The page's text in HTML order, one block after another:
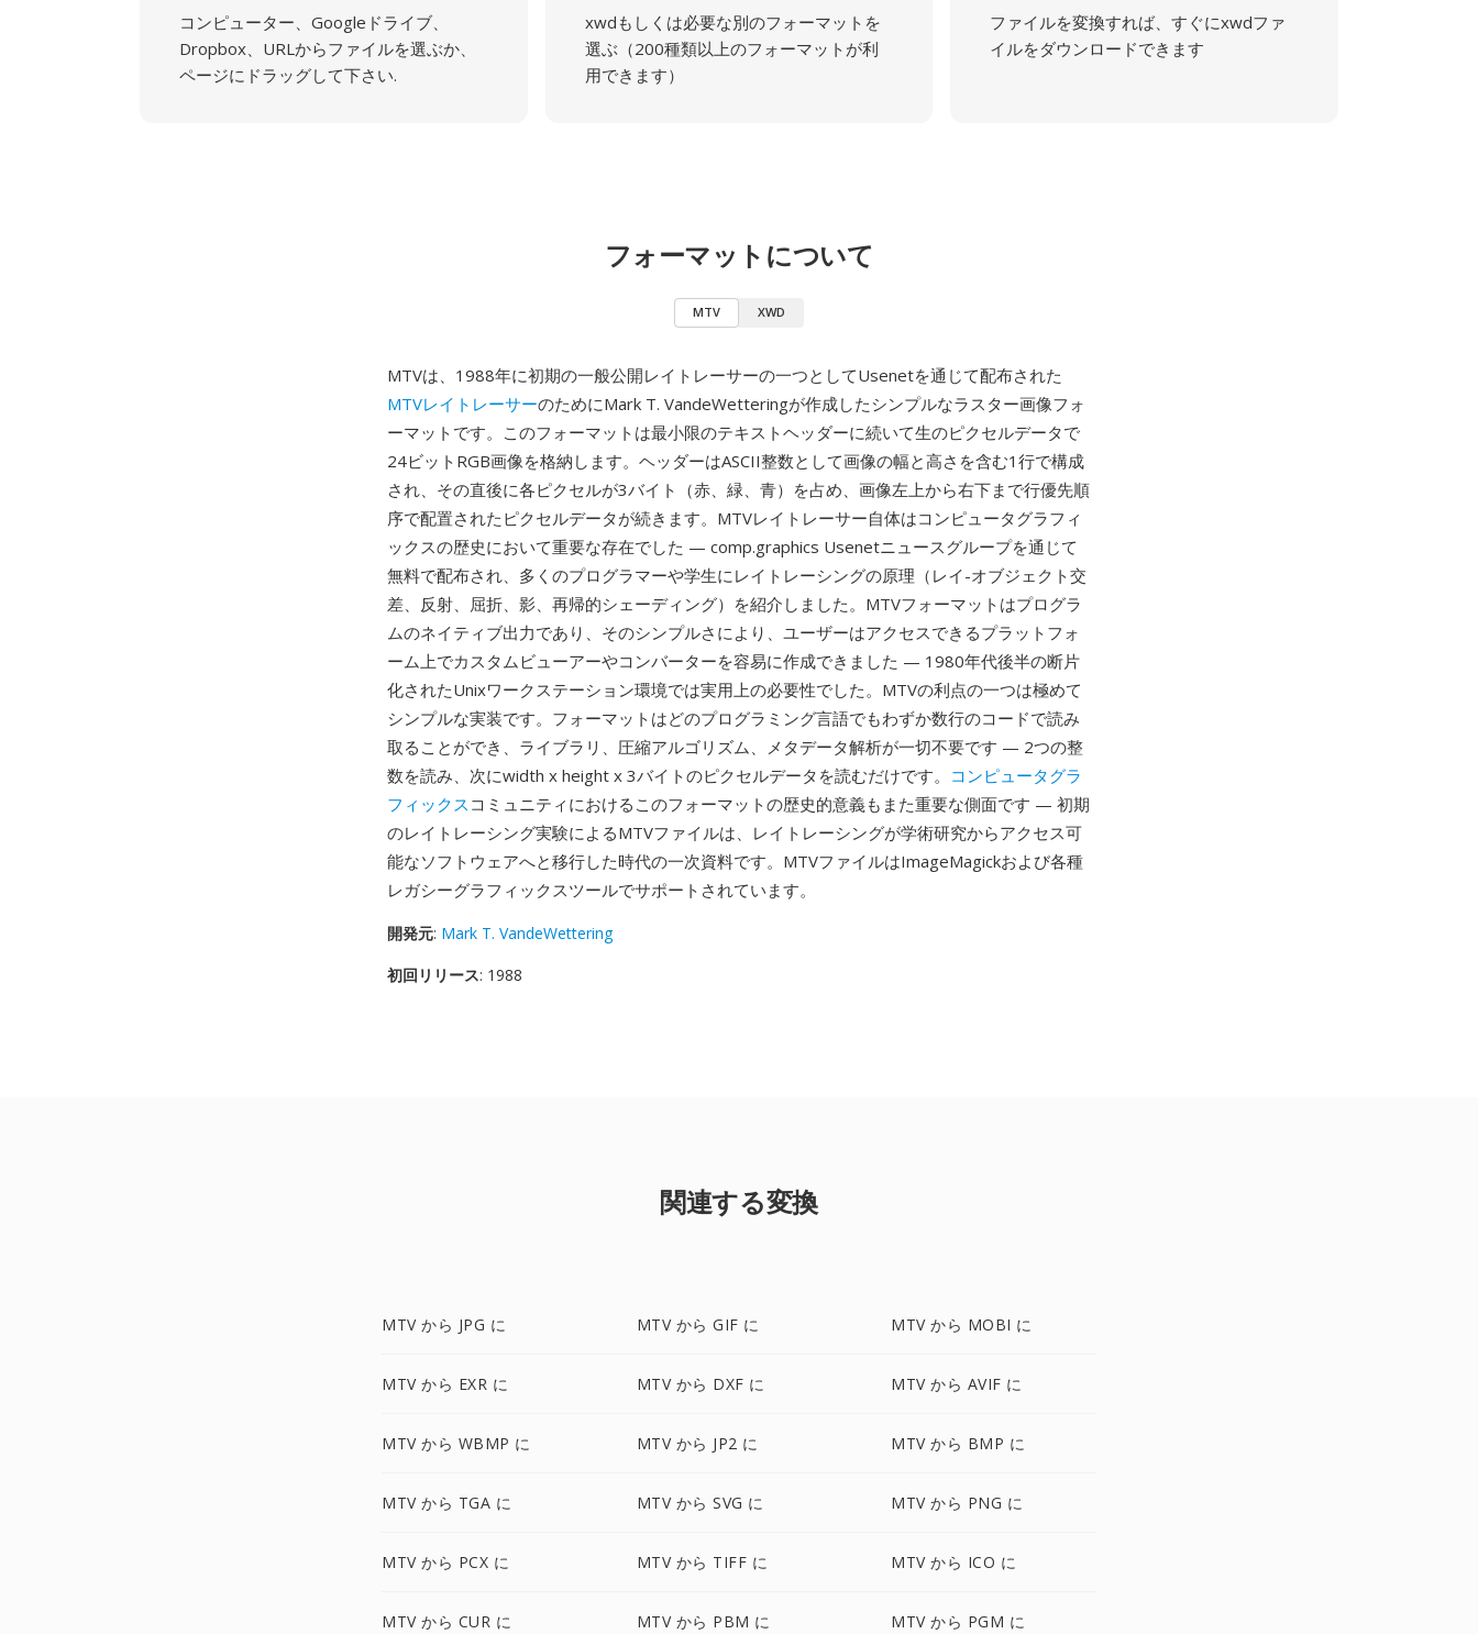
コンピューター、Googleドライブ、
Dropbox、URLからファイルを選ぶか、
ページにドラッグして下さい.
xwdもしくは必要な別のフォーマットを
選ぶ（200種類以上のフォーマットが利
用できます）
ファイルを変換すれば、すぐにxwdファ
イルをダウンロードできます
フォーマットについて
MTV XWD
MTVは、1988年に初期の一般公開レイトレーサーの一つとしてUsenetを通じて配布された
MTVレイトレーサーのためにMark T. VandeWetteringが作成したシンプルなラスター画像フォ
ーマットです。このフォーマットは最小限のテキストヘッダーに続いて生のピクセルデータで
24ビットRGB画像を格納します。ヘッダーはASCII整数として画像の幅と高さを含む1行で構成
され、その直後に各ピクセルが3バイト（赤、緑、青）を占め、画像左上から右下まで行優先順
序で配置されたピクセルデータが続きます。MTVレイトレーサー自体はコンピュータグラフィ
ックスの歴史において重要な存在でした — comp.graphics Usenetニュースグループを通じて
無料で配布され、多くのプログラマーや学生にレイトレーシングの原理（レイ-オブジェクト交
差、反射、屈折、影、再帰的シェーディング）を紹介しました。MTVフォーマットはプログラ
ムのネイティブ出力であり、そのシンプルさにより、ユーザーはアクセスできるプラットフォ
ーム上でカスタムビューアーやコンバーターを容易に作成できました — 1980年代後半の断片
化されたUnixワークステーション環境では実用上の必要性でした。MTVの利点の一つは極めて
シンプルな実装です。フォーマットはどのプログラミング言語でもわずか数行のコードで読み
取ることができ、ライブラリ、圧縮アルゴリズム、メタデータ解析が一切不要です — 2つの整
数を読み、次にwidth x height x 3バイトのピクセルデータを読むだけです。 コンピュータグラ
フィックス コミュニティにおけるこのフォーマットの歴史的意義もまた重要な側面です — 初期
のレイトレーシング実験によるMTVファイルは、レイトレーシングが学術研究からアクセス可
能なソフトウェアへと移行した時代の一次資料です。MTVファイルはImageMagickおよび各種
レガシーグラフィックスツールでサポートされています。
開発元: Mark T. VandeWettering
初回リリース: 1988
関連する変換
MTV から JPG に MTV から GIF に MTV から MOBI に
MTV から EXR に MTV から DXF に MTV から AVIF に
MTV から WBMP に MTV から JP2 に MTV から BMP に
MTV から TGA に MTV から SVG に MTV から PNG に
MTV から PCX に MTV から TIFF に MTV から ICO に
MTV から CUR に MTV から PBM に MTV から PGM に